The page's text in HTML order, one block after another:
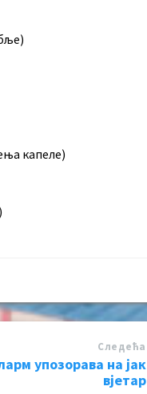
капеле)
Следећa
упозорава на јак
вјетар